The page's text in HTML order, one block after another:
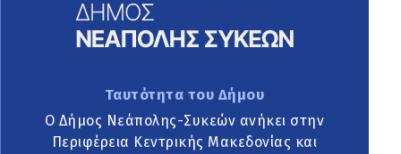
Ταυτότητα του Δήμου
Ο Δήμος Νεάπολης-Συκεών ανήκει στην
Περιφέρεια Κεντρικής Μακεδονίας και